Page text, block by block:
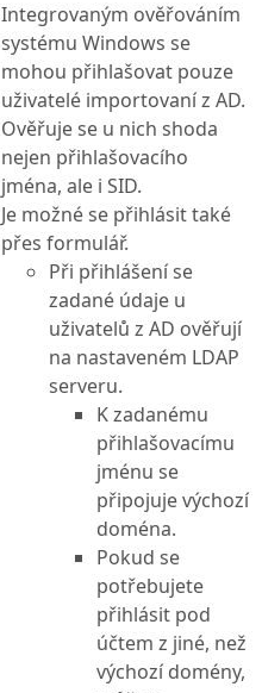
Integrovaným ověřováním
systému Windows se
mohou přihlašovat pouze
uživatelé importovaní z AD.
Ověřuje se u nich shoda
nejen přihlašovacího
jména, ale i SID.
Je možné se přihlásit také
přes formulář.
Při přihlášení se
zadané údaje u
uživatelů z AD ověřují
na nastaveném LDAP
serveru.
K zadanému
přihlašovacímu
jménu se
připojuje výchozí
doména.
Pokud se
potřebujete
přihlásit pod
účtem z jiné, než
výchozí domény,